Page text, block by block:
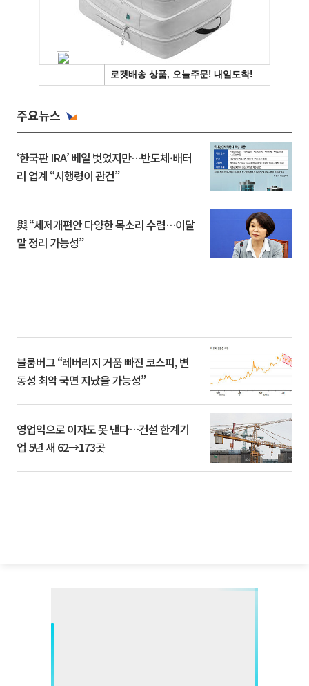
주요뉴스
‘한국판 IRA’ 베일 벗었지만…반도체·배터
리 업계 “시행령이 관건”
與 “세제개편안 다양한 목소리 수렴…이달
말 정리 가능성”
블룸버그 “레버리지 거품 빠진 코스피, 변
동성 최악 국면 지났을 가능성”
영업익으로 이자도 못 낸다…건설 한계기
업 5년 새 62→173곳